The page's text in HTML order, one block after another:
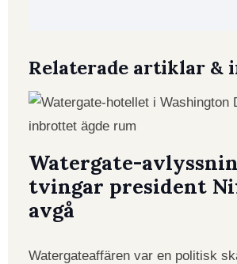
Relaterade artiklar &
Watergate-
tvingar president
avgå
Watergateaffären var en politisk